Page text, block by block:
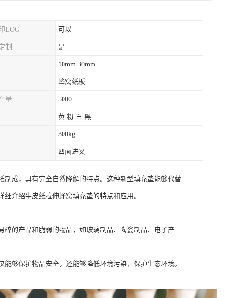
LOG 可以
制 是
10mm-30mm
蜂窝纸板
量 5000
黄 粉 白 黑
300kg
四面进叉
成，具有完全自然降解的特点。这种新型填充垫能够代替
介绍牛皮纸拉伸蜂窝填充垫的特点和应用。
的产品和脆弱的物品，如玻璃制品、陶瓷制品、电子产
够保护物品安全，还能够降低环境污染，保护生态环境。